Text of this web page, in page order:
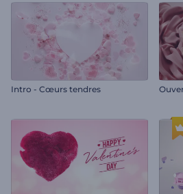
Intro - Cœurs tendres